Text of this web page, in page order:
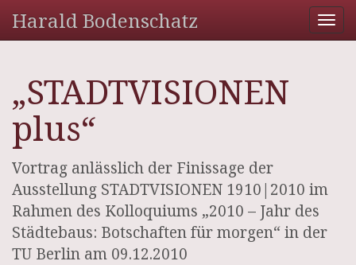
Harald Bodenschatz
„STADTVISIONEN
plus“
Vortrag anlässlich der Finissage der
Ausstellung STADTVISIONEN 1910|2010 im
Rahmen des Kolloquiums „2010 – Jahr des
Städtebaus: Botschaften für morgen“ in der
TU Berlin am 09.12.2010